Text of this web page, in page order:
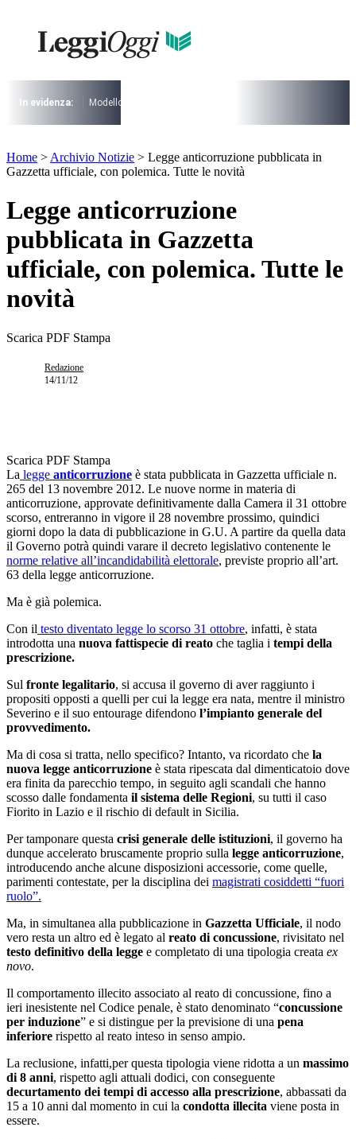
contenuto
I più cercati
Lorem ipsum dolor sit amet consectetur
Lorem ipsum dolor sit amet consectetur
In evidenza: Modello 730
I più cercati
Lorem ipsum dolor sit amet consectetur
Home > Archivio Notizie > Legge anticorruzione pubblicata in
Gazzetta ufficiale, con polemica. Tutte le novità
Legge anticorruzione
pubblicata in Gazzetta
ufficiale, con polemica. Tutte le
novità
Scarica PDF Stampa
Redazione
14/11/12
Scarica PDF Stampa
La legge anticorruzione è stata pubblicata in Gazzetta ufficiale n.
265 del 13 novembre 2012. Le nuove norme in materia di
anticorruzione, approvate definitivamente dalla Camera il 31 ottobre
scorso, entreranno in vigore il 28 novembre prossimo, quindici
giorni dopo la data di pubblicazione in G.U. A partire da quella data
il Governo potrà quindi varare il decreto legislativo contenente le
norme relative all’incandidabilità elettorale, previste proprio all’art.
63 della legge anticorruzione.
Ma è già polemica.
Con il testo diventato legge lo scorso 31 ottobre, infatti, è stata
introdotta una nuova fattispecie di reato che taglia i tempi della
prescrizione.
Sul fronte legalitario, si accusa il governo di aver raggiunto i
propositi opposti a quelli per cui la legge era nata, mentre il ministro
Severino e il suo entourage difendono l’impianto generale del
provvedimento.
Ma di cosa si tratta, nello specifico? Intanto, va ricordato che la
nuova legge anticorruzione è stata ripescata dal dimenticatoio dove
era finita da parecchio tempo, in seguito agli scandali che hanno
scosso dalle fondamenta il sistema delle Regioni, su tutti il caso
Fiorito in Lazio e il rischio di default in Sicilia.
Per tamponare questa crisi generale delle istituzioni, il governo ha
dunque accelerato bruscamente proprio sulla legge anticorruzione,
introducendo anche alcune disposizioni accessorie, come quelle,
parimenti contestate, per la disciplina dei magistrati cosiddetti “fuori
ruolo”.
Ma, in simultanea alla pubblicazione in Gazzetta Ufficiale, il nodo
vero resta un altro ed è legato al reato di concussione, rivisitato nel
testo definitivo della legge e completato di una tipologia creata ex
novo.
Il comportamento illecito associato al reato di concussione, fino a
ieri inesistente nel Codice penale, è stato denominato “concussione
per induzione” e si distingue per la previsione di una pena
inferiore rispetto al reato inteso in senso ampio.
La reclusione, infatti,per questa tipologia viene ridotta a un massimo
di 8 anni, rispetto agli attuali dodici, con conseguente
decurtamento dei tempi di accesso alla prescrizione, abbassati da
15 a 10 anni dal momento in cui la condotta illecita viene posta in
essere.